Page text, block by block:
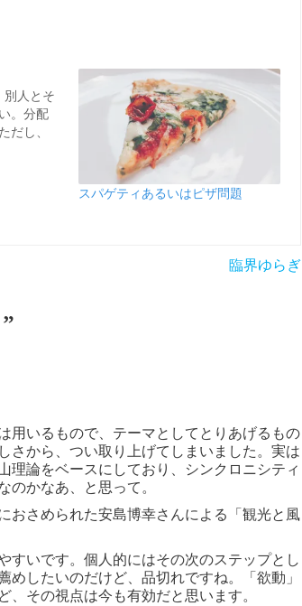
人とそ
。分配
だし、
スパゲティあるいはピザ問題
臨界ゆらぎ
”
用いるもので、テーマとしてとりあげるもの
さから、つい取り上げてしまいました。実は
理論をベースにしており、シンクロニシティ
かなあ、と思って。
おさめられた安島博幸さんによる「観光と風
すいです。個人的にはその次のステップとし
めしたいのだけど、品切れですね。「欲動」
その視点は今も有効だと思います。